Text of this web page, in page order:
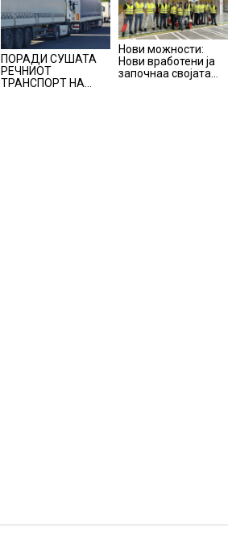
ПОРАДИ СУШАТА
РЕЧНИОТ
ТРАНСПОРТ НА
Нови можности:
Нови вработени ја
започнаа својата